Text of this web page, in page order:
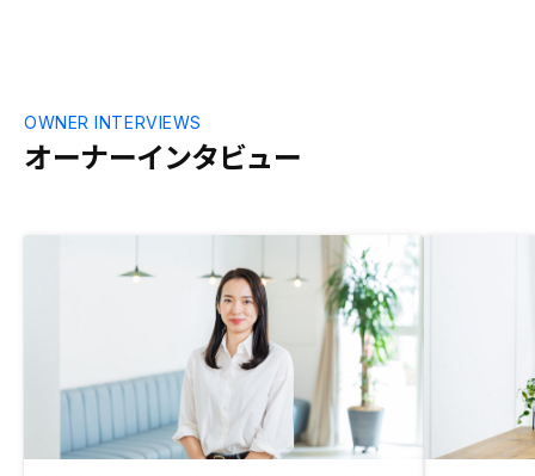
オーナーインタビュー
OWNER INTERVIEWS